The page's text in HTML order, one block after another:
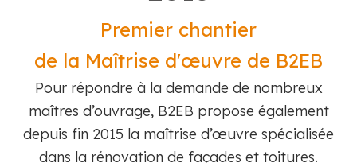
Premier chantier
de la Maîtrise d'œuvre de B2EB
Pour répondre à la demande de nombreux
maîtres d’ouvrage, B2EB propose également
depuis fin 2015 la maîtrise d’œuvre spécialisée
dans la rénovation de façades et toitures.